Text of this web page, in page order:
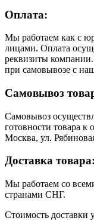
Оплата:
Мы работаем как с
лицами. Оплата
реквизиты
при самовывозе с
Самовывоз
Самовывоз
готовности товара к
Москва, ул.
Доставка товара:
Мы работаем со
странами СНГ.
Стоимость доставки